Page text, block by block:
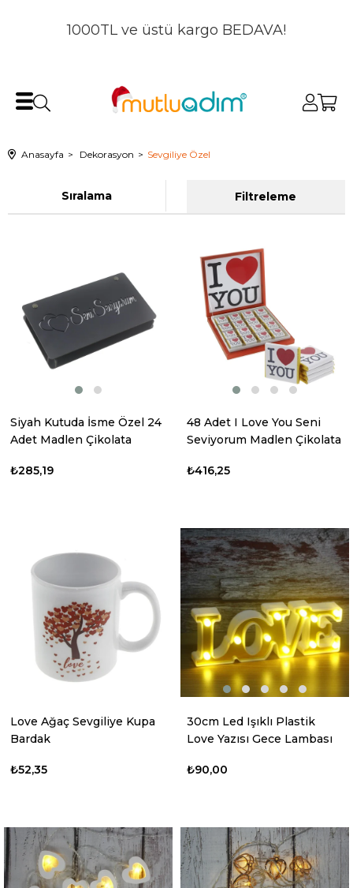
1000TL ve üstü kargo BEDAVA!
Anasayfa Dekorasyon Sevgiliye Özel
Filtreleme
Sıralama
Siyah Kutuda İsme Özel 24
Adet Madlen Çikolata
₺285,19
48 Adet I Love You Seni
Seviyorum Madlen Çikolata
₺416,25
Love Ağaç Sevgiliye Kupa
Bardak
₺52,35
30cm Led Işıklı Plastik
Love Yazısı Gece Lambası
₺90,00